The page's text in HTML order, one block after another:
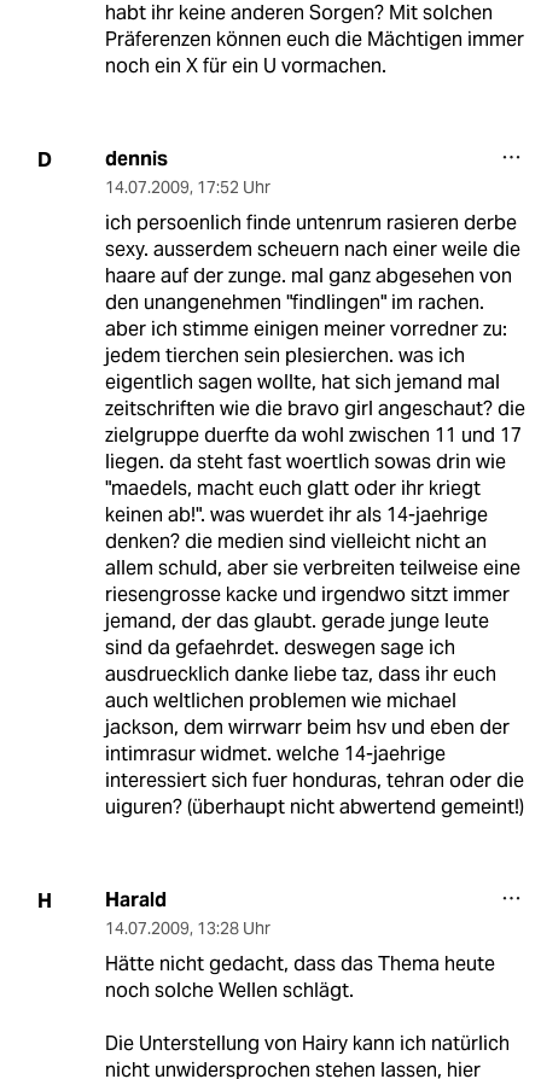
habt ihr keine anderen Sorgen? Mit solchen
Präferenzen können euch die Mächtigen immer
noch ein X für ein U vormachen.
D dennis
14.07.2009, 17:52 Uhr
ich persoenlich finde untenrum rasieren derbe
sexy. ausserdem scheuern nach einer weile die
haare auf der zunge. mal ganz abgesehen von
den unangenehmen "findlingen" im rachen.
aber ich stimme einigen meiner vorredner zu:
jedem tierchen sein plesierchen. was ich
eigentlich sagen wollte, hat sich jemand mal
zeitschriften wie die bravo girl angeschaut? die
zielgruppe duerfte da wohl zwischen 11 und 17
liegen. da steht fast woertlich sowas drin wie
"maedels, macht euch glatt oder ihr kriegt
keinen ab!". was wuerdet ihr als 14-jaehrige
denken? die medien sind vielleicht nicht an
allem schuld, aber sie verbreiten teilweise eine
riesengrosse kacke und irgendwo sitzt immer
jemand, der das glaubt. gerade junge leute
sind da gefaehrdet. deswegen sage ich
ausdruecklich danke liebe taz, dass ihr euch
auch weltlichen problemen wie michael
jackson, dem wirrwarr beim hsv und eben der
intimrasur widmet. welche 14-jaehrige
interessiert sich fuer honduras, tehran oder die
uiguren? (überhaupt nicht abwertend gemeint!)
H Harald
14.07.2009, 13:28 Uhr
Hätte nicht gedacht, dass das Thema heute
noch solche Wellen schlägt.
Die Unterstellung von Hairy kann ich natürlich
nicht unwidersprochen stehen lassen, hier